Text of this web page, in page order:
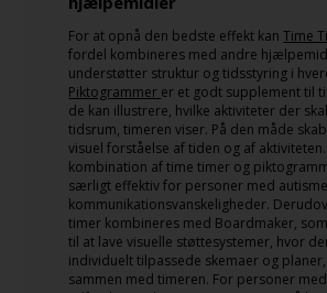
For at opnå den bedste effekt kanTime
fordel kombineres med andre
understøtter struktur og tidsstyring i
Piktogrammer er et godt supplement til
de kan illustrere, hvilke aktiviteter der
tidsrum, timeren viser. På den måde
visuel forståelse af tiden og af aktiviteten.
kombination af time timer og
særligt effektiv for personer med
kommunikationsvanskeligheder.
timer kombineres med Boardmaker,
til at lave visuelle støttesystemer, hvor
individuelt tilpassede skemaer og
sammen med timeren. For personer